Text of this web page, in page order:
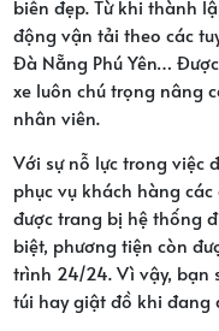
biển đẹp. Từ khi thành
động vận tải theo các
Đà Nẵng Phú Yên…
xe luôn chú trọng nâng
nhân viên.
Với sự nỗ lực trong việc
phục vụ khách hàng
được trang bị hệ thống
biệt, phương tiện còn
trình 24/24. Vì vậy, bạn
túi hay giật đồ khi đang